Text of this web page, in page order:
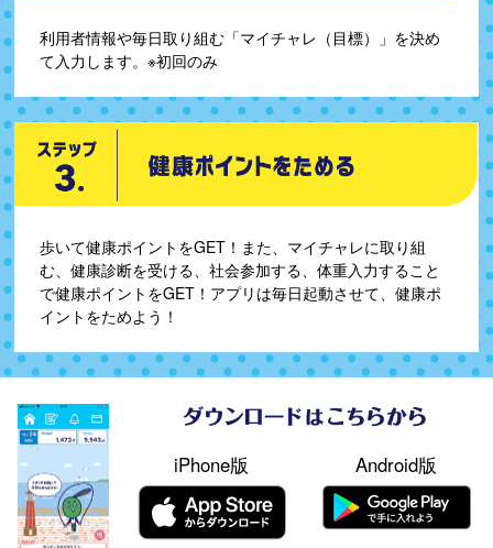
利用者情報や毎日取り組む「マイチャレ（目標）」を決め
て入力します。※初回のみ
歩いて健康ポイントをGET！また、マイチャレに取り組
む、健康診断を受ける、社会参加する、体重入力すること
で健康ポイントをGET！アプリは毎日起動させて、健康ポ
イントをためよう！
iPhone版 Android版